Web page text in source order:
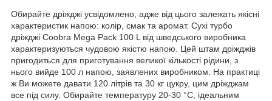
Обирайте дріжджі усвідомлено, адже від цього залежать якісні
характеристик напою: колір, смак та аромат. Сухі турбо
дріжджі Coobra Mega Pack 100 L від шведського виробника
характеризуються чудовою якістю напою. Цей штам дріжджів
пригодиться для приготування великої кількості рідини, з
нього вийде 100 л напою, заявлених виробником. На практиці
ж Ви можете давати 120 літрів та 30 кг цукру, цим дріжджам
все під силу. Обирайте температуру 20-30 °C, ідеальним